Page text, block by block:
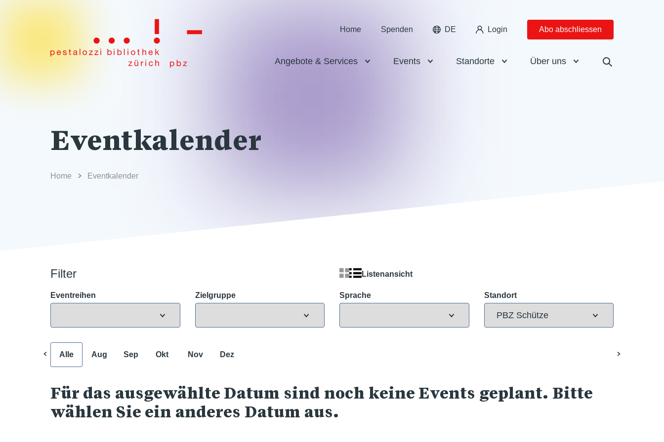
Home Spenden DE Login Abo abschliessen
Angebote & Services Events Standorte Über uns
Eventkalender
Home Eventkalender
Filter Listenansicht
Eventreihen Zielgruppe Sprache Standort
Alle Aug Sep Okt Nov Dez
Für das ausgewählte Datum sind noch keine Events geplant. Bitte
wählen Sie ein anderes Datum aus.